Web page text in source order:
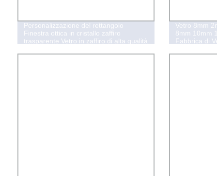
Personalizzazione del rettangolo
Finestra ottica in cristallo zaffiro
trasparente Vetro in zaffiro di alta qualità
Vetro 8mm
8mm 10mm
Fabbrica di